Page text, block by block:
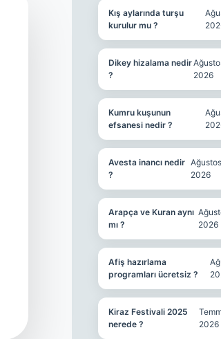
Kış aylarında turşu
kurulur mu ?
Dikey hizalama nedir
?
2026
Kumru kuşunun
efsanesi nedir ?
Avesta inancı nedir
?
2026
Arapça ve Kuran aynı
mı ?
2026
Afiş hazırlama
programları ücretsiz ?
Kiraz Festivali 2025
nerede ?
2026